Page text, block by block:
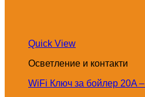
Quick View
Осветление и контакти
WiFi Ключ за бойлер 20A